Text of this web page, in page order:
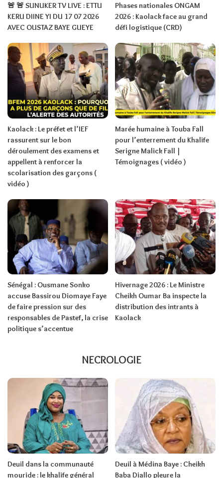
🚨 🚨 SUNUKER TV LIVE : ETTU
KERU DIINE YI DU 17 07 2026
AVEC OUSTAZ BAYE GUEYE
Phases nationales ONGAM
2026 : Kaolack face au grand
défi logistique (CRD)
Kaolack : Le préfet et l’IEF
rassurent sur le bon
déroulement des examens et
appellent à renforcer la
scolarisation des garçons (
vidéo )
Marée humaine à Touba Fall
pour l’enterrement du Khalife
Serigne Malick Fall |
Témoignages ( vidéo )
Sénégal : Ousmane Sonko
accuse Bassirou Diomaye Faye
de faire pression sur des
responsables de Pastef, la crise
politique s’accentue
Hivernage 2026 : Le Ministre
Cheikh Oumar Ba inspecte la
distribution des intrants à
Kaolack
NECROLOGIE
Deuil dans la communauté
mouride : le khalife général
Deuil à Médina Baye : Cheikh
Baba Diallo pleure la